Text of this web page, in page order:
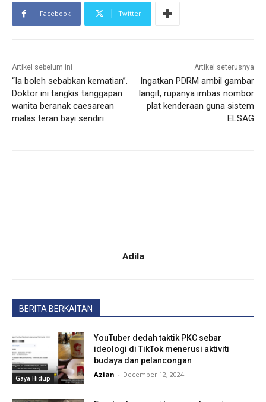
Facebook Twitter
Artikel sebelum ini
“Ia boleh sebabkan kematian”.
Doktor ini tangkis tanggapan
wanita beranak caesarean
malas teran bayi sendiri
Artikel seterusnya
Ingatkan PDRM ambil gambar
langit, rupanya imbas nombor
plat kenderaan guna sistem
ELSAG
Adila
BERITA BERKAITAN
Gaya Hidup
YouTuber dedah taktik PKC sebar
ideologi di TikTok menerusi aktiviti
budaya dan pelancongan
Azian - December 12, 2024